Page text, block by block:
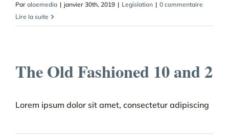
Par aloemedia | janvier 30th, 2019 | Legislation | 0 commentaire
Lire la suite
The Old Fashioned 10 and 2
Lorem ipsum dolor sit amet, consectetur adipiscing